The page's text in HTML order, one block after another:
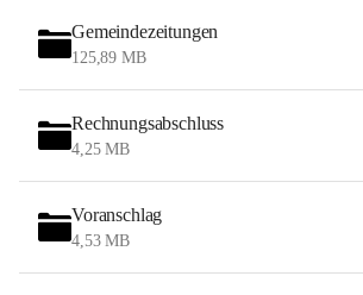
Gemeindezeitungen
125,89 MB
Rechnungsabschluss
4,25 MB
Voranschlag
4,53 MB